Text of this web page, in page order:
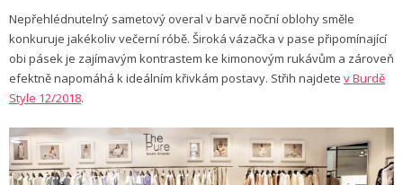
Nepřehlédnutelný sametový overal v barvě noční oblohy směle
konkuruje jakékoliv večerní róbě. Široká vázačka v pase připomínající
obi pásek je zajímavým kontrastem ke kimonovým rukávům a zároveň
efektně napomáhá k ideálním křivkám postavy. Střih najdete v Burdě
Style 12/2018.